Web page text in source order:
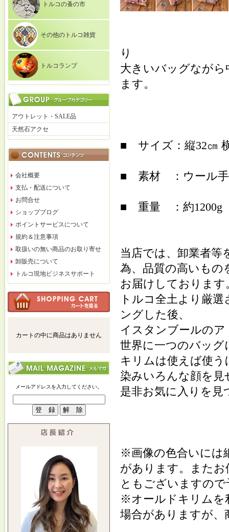
トルコの蚤の市
その他のトルコ雑貨
トルコランプ
アウトレット・SALE品
天然石アクセ
会社概要
支払・配送について
お問合せ
ショップブログ
ポイントサービスについて
規約＆注意事項
取扱いの無い商品のお取り寄せ
卸販売について
トルコ現地ビジネスサポート
カートの中に商品はありません
メールアドレスを入力してください。
り
大きいバッグなが
ます。
■ サイズ：縦32㎝
■ 素材 ：ウール
■ 重量 ：約1200g
当店では、卸業者等
為、品質の高いもの
お届けしております
トルコ全土より厳
ングした後、
イスタンブールの
世界に一つのバッ
キリムは使えば使
染みいろんな顔を
是非お気に入りを
※画像の色合いには
があります。また
ともございますの
※オールドキリムを
場合がありますが、